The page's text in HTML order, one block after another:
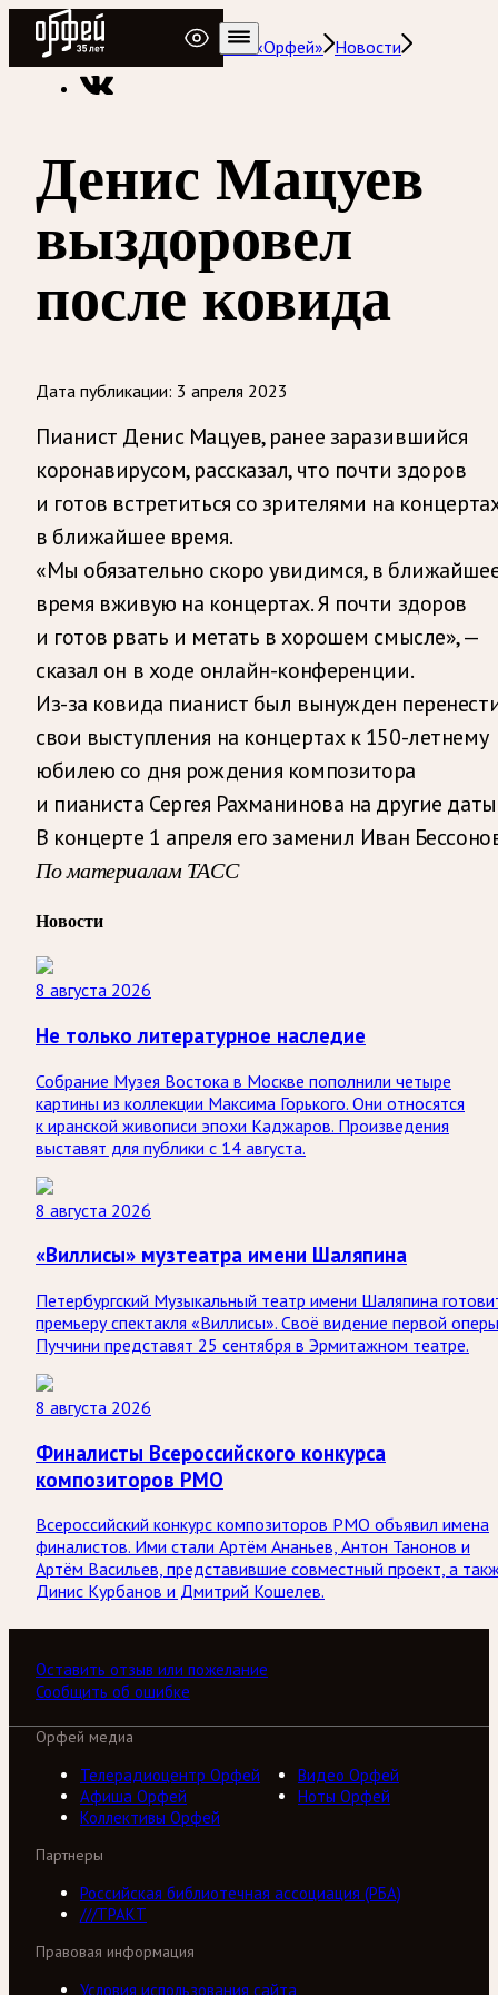
Радио Орфей
Радио классической музыки «Орфей» Новости
Денис Мацуев
выздоровел
после ковида
Дата публикации: 3 апреля 2023
Пианист Денис Мацуев, ранее заразившийся
коронавирусом, рассказал, что почти здоров
и готов встретиться со зрителями на
в ближайшее время.
«Мы обязательно скоро увидимся, в
время вживую на концертах. Я почти здоров
и готов рвать и метать в хорошем смысле», —
сказал он в ходе онлайн-конференции.
Из-за ковида пианист был вынужден
свои выступления на концертах к 150-летнему
юбилею со дня рождения композитора
и пианиста Сергея Рахманинова на другие даты.
В концерте 1 апреля его заменил Иван
По материалам ТАСС
Новости
8 августа 2026
Не только литературное наследие
Собрание Музея Востока в Москве пополнили четыре
картины из коллекции Максима Горького. Они относятся
к иранской живописи эпохи Каджаров. Произведения
выставят для публики с 14 августа.
8 августа 2026
«Виллисы» музтеатра имени Шаляпина
Петербургский Музыкальный театр имени Шаляпина
премьеру спектакля «Виллисы». Своё видение первой оперы
Пуччини представят 25 сентября в Эрмитажном театре.
8 августа 2026
Финалисты Всероссийского конкурса
композиторов РМО
Всероссийский конкурс композиторов РМО объявил имена
финалистов. Ими стали Артём Ананьев, Антон Танонов и
Артём Васильев, представившие совместный проект, а
Динис Курбанов и Дмитрий Кошелев.
Оставить отзыв или пожелание
Сообщить об ошибке
Орфей медиа
Телерадиоцентр Орфей
Видео Орфей
Афиша Орфей
Ноты Орфей
Коллективы Орфей
Партнеры
Российская библиотечная ассоциация (РБА)
///ТРАКТ
Правовая информация
Условия использования сайта